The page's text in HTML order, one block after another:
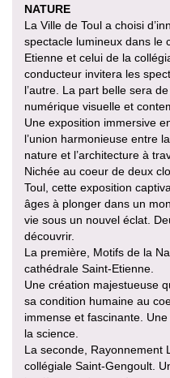
NATURE
La Ville de Toul a choisi
spectacle lumineux dans le
Etienne et celui de la
conducteur invitera les
l’autre. La part belle sera
numérique visuelle et
Une exposition immersive
l’union harmonieuse entre la
nature et l’architecture à
Nichée au coeur de deux
Toul, cette exposition
âges à plonger dans un
vie sous un nouvel éclat.
découvrir.
La première, Motifs de la
cathédrale Saint-Etienne.
Une création majestueuse
sa condition humaine au
immense et fascinante.
la science.
La seconde, Rayonnement
collégiale Saint-Gengoult.